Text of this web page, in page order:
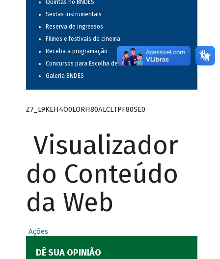
Quintas no BNDES
Sextas instrumentais
Reserva de ingressos
Filmes e festivais de cinema
Receba a programação
Concursos para Escolha de Espetáculos Musicais
Galeria BNDES
Z7_L9KEH4O0LORH80ALCLTPF80SE0
Visualizador
do Conteúdo
da Web
Ações
DÊ SUA OPINIÃO